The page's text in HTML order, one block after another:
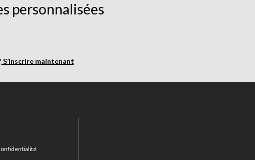
personnalisées
S’inscrire maintenant